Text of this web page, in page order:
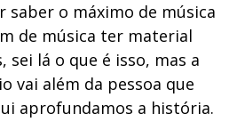
saber o máximo de música
de música ter material
lá o que é isso, mas a
vai além da pessoa que
aprofundamos a história.